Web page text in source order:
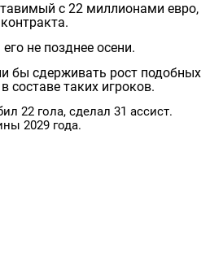
с 22 миллионами евро,
не позднее осени.
бы сдерживать рост подобных
таких игроков.
22 гола, сделал 31 ассист.
2029 года.